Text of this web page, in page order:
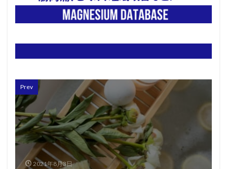
Prev
2021年8月3日